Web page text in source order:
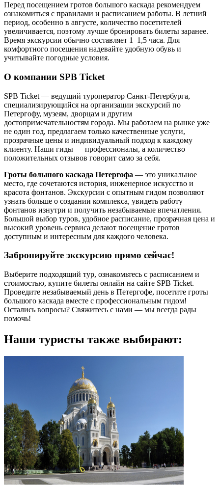
Перед посещением гротов большого каскада рекомендуем
ознакомиться с правилами и расписанием работы. В летний
период, особенно в августе, количество посетителей
увеличивается, поэтому лучше бронировать билеты заранее.
Время экскурсии обычно составляет 1–1,5 часа. Для
комфортного посещения надевайте удобную обувь и
учитывайте погодные условия.
О компании SPB Ticket
SPB Ticket — ведущий туроператор Санкт-Петербурга,
специализирующийся на организации экскурсий по
Петергофу, музеям, дворцам и другим
достопримечательностям города. Мы работаем на рынке уже
не один год, предлагаем только качественные услуги,
прозрачные цены и индивидуальный подход к каждому
клиенту. Наши гиды — профессионалы, а количество
положительных отзывов говорит само за себя.
Гроты большого каскада Петергофа — это уникальное
место, где сочетаются история, инженерное искусство и
красота фонтанов. Экскурсии с опытным гидом позволяют
узнать больше о создании комплекса, увидеть работу
фонтанов изнутри и получить незабываемые впечатления.
Большой выбор туров, удобное расписание, прозрачная цена и
высокий уровень сервиса делают посещение гротов
доступным и интересным для каждого человека.
Забронируйте экскурсию прямо сейчас!
Выберите подходящий тур, ознакомьтесь с расписанием и
стоимостью, купите билеты онлайн на сайте SPB Ticket.
Проведите незабываемый день в Петергофе, посетите гроты
большого каскада вместе с профессиональным гидом!
Остались вопросы? Свяжитесь с нами — мы всегда рады
помочь!
Наши туристы также выбирают: